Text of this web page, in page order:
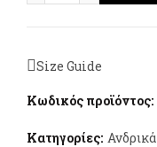
Size Guide
Κωδικός προϊόντος:
Κατηγορίες: Ανδρικά